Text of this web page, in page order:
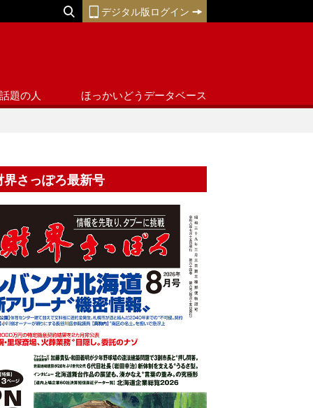
デジタル版ログイン
話題の人 ほっかいどうデータベース
界さっぽろ最新号